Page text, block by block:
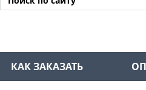
КАК ЗАКАЗАТЬ